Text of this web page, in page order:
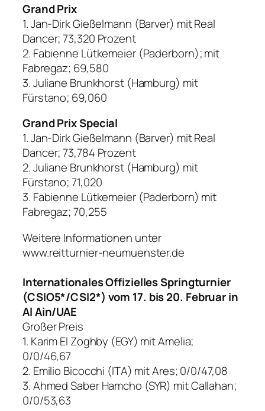
Grand Prix
1. Jan-Dirk Gießelmann (Barver) mit Real
Dancer; 73,320 Prozent
2. Fabienne Lütkemeier (Paderborn); mit
Fabregaz; 69,580
3. Juliane Brunkhorst (Hamburg) mit
Fürstano; 69,060
Grand Prix Special
1. Jan-Dirk Gießelmann (Barver) mit Real
Dancer; 73,784 Prozent
2. Juliane Brunkhorst (Hamburg) mit
Fürstano; 71,020
3. Fabienne Lütkemeier (Paderborn) mit
Fabregaz; 70,255
Weitere Informationen unter
www.reitturnier-neumuenster.de
Internationales Offizielles Springturnier
(CSIO5*/CSI2*) vom 17. bis 20. Februar in
Al Ain/UAE
Großer Preis
1. Karim El Zoghby (EGY) mit Amelia;
0/0/46,67
2. Emilio Bicocchi (ITA) mit Ares; 0/0/47,08
3. Ahmed Saber Hamcho (SYR) mit Callahan;
0/0/53,63